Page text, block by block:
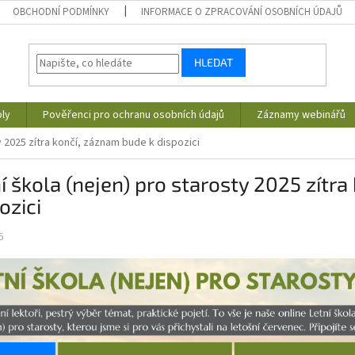
OBCHODNÍ PODMÍNKY INFORMACE O ZPRACOVÁNÍ OSOBNÍCH ÚDAJŮ
HLEDAT
Pověřenci pro ochranu osobních údajů
Záznamy webinářů
zítra končí, záznam bude k dispozici
škola (nejen) pro starosty 2025 zítra